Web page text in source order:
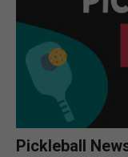
Pickleball